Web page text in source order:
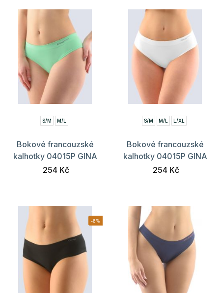
S/M M/L
Bokové francouzské
kalhotky 04015P GINA
254 Kč
S/M M/L L/XL
Bokové francouzské
kalhotky 04015P GINA
254 Kč
-6%